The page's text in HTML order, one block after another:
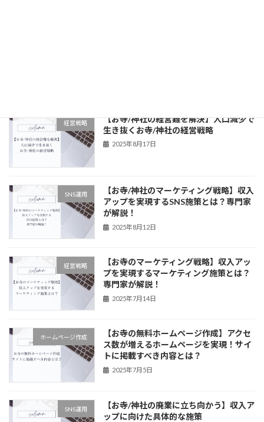
経営戦略
【お寺/神社の経営難を解決】人口減少で
生き抜くお寺/神社の経営戦略
2025年8月17日
SNS運用
【お寺/神社のマーケティング戦略】収入
アップを実現するSNS施策とは？専門家
が解説！
2025年8月12日
経営戦略
【お寺のマーケティング戦略】収入アッ
プを実現するマーケティング施策とは？
専門家が解説！
2025年7月14日
ホームページ作成
【お寺の無料ホームページ作成】アクセ
ス数が増えるホームページを実現！サイ
トに掲載すべき内容とは？
2025年7月5日
SNS運用
【お寺/神社の廃業に立ち向かう】収入ア
ップに向けた具体的な施策